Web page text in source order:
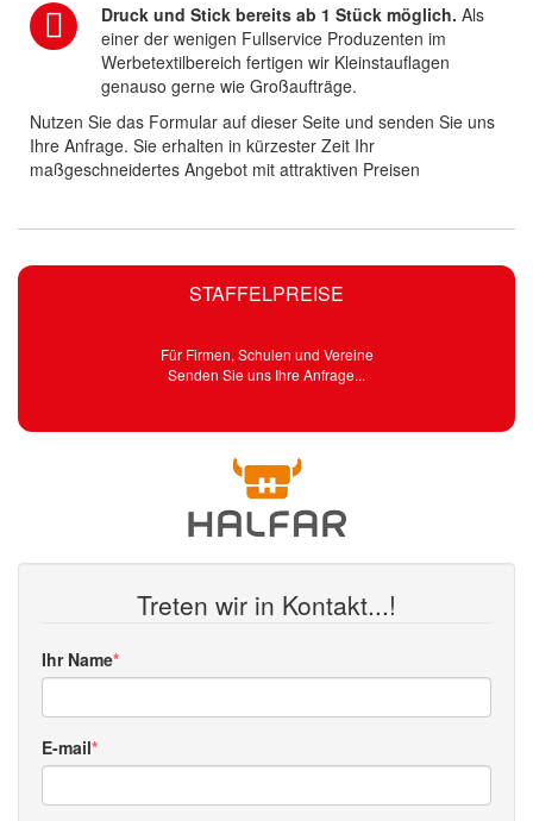
STAFFELPREISE
Für Firmen, Schulen und Vereine
Senden Sie uns Ihre Anfrage...
Treten wir in Kontakt...!
Ihr Name
E-mail
Druck und Stick bereits ab 1 Stück möglich. Als
einer der wenigen Fullservice Produzenten im
Werbetextilbereich fertigen wir Kleinstauflagen
genauso gerne wie Großaufträge.
Nutzen Sie das Formular auf dieser Seite und senden Sie uns
Ihre Anfrage. Sie erhalten in kürzester Zeit Ihr
maßgeschneidertes Angebot mit attraktiven Preisen